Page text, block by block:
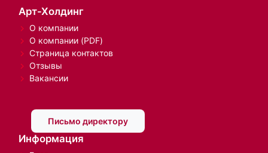
Арт-Холдинг
О компании
О компании (PDF)
Страница контактов
Отзывы
Вакансии
Письмо директору
Информация